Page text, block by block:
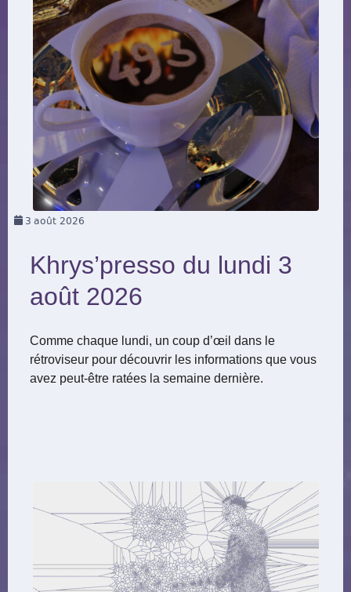
3 août 2026
Khrys’presso du lundi 3
août 2026
Comme chaque lundi, un coup d’œil dans le
rétroviseur pour découvrir les informations que vous
avez peut-être ratées la semaine dernière.